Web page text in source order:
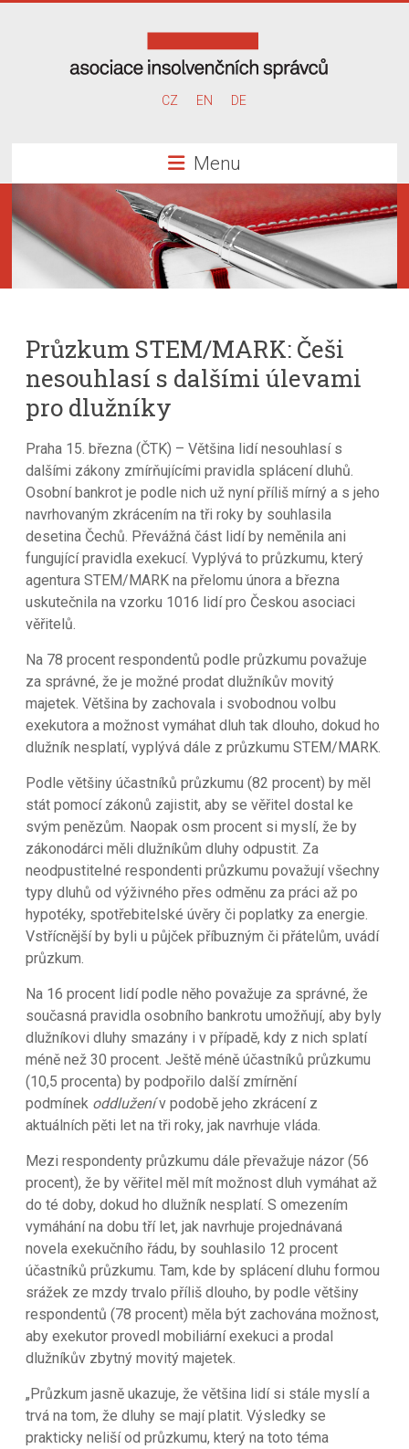
správců
CZ EN DE
Menu
Průzkum STEM/MARK: Češi
nesouhlasí s dalšími úlevami
pro dlužníky
Praha 15. března (ČTK) – Většina lidí nesouhlasí s
dalšími zákony zmírňujícími pravidla splácení dluhů.
Osobní bankrot je podle nich už nyní příliš mírný a s jeho
navrhovaným zkrácením na tři roky by souhlasila
desetina Čechů. Převážná část lidí by neměnila ani
fungující pravidla exekucí. Vyplývá to průzkumu, který
agentura STEM/MARK na přelomu února a března
uskutečnila na vzorku 1016 lidí pro Českou asociaci
věřitelů.
Na 78 procent respondentů podle průzkumu považuje
za správné, že je možné prodat dlužníkův movitý
majetek. Většina by zachovala i svobodnou volbu
exekutora a možnost vymáhat dluh tak dlouho, dokud ho
dlužník nesplatí, vyplývá dále z průzkumu STEM/MARK.
Podle většiny účastníků průzkumu (82 procent) by měl
stát pomocí zákonů zajistit, aby se věřitel dostal ke
svým penězům. Naopak osm procent si myslí, že by
zákonodárci měli dlužníkům dluhy odpustit. Za
neodpustitelné respondenti průzkumu považují všechny
typy dluhů od výživného přes odměnu za práci až po
hypotéky, spotřebitelské úvěry či poplatky za energie.
Vstřícnější by byli u půjček příbuzným či přátelům, uvádí
průzkum.
Na 16 procent lidí podle něho považuje za správné, že
současná pravidla osobního bankrotu umožňují, aby byly
dlužníkovi dluhy smazány i v případě, kdy z nich splatí
méně než 30 procent. Ještě méně účastníků průzkumu
(10,5 procenta) by podpořilo další zmírnění
podmínek oddluženív podobě jeho zkrácení z
aktuálních pěti let na tři roky, jak navrhuje vláda.
Mezi respondenty průzkumu dále převažuje názor (56
procent), že by věřitel měl mít možnost dluh vymáhat až
do té doby, dokud ho dlužník nesplatí. S omezením
vymáhání na dobu tří let, jak navrhuje projednávaná
novela exekučního řádu, by souhlasilo 12 procent
účastníků průzkumu. Tam, kde by splácení dluhu formou
srážek ze mzdy trvalo příliš dlouho, by podle většiny
respondentů (78 procent) měla být zachována možnost,
aby exekutor provedl mobiliární exekuci a prodal
dlužníkův zbytný movitý majetek.
„Průzkum jasně ukazuje, že většina lidí si stále myslí a
trvá na tom, že dluhy se mají platit. Výsledky se
prakticky neliší od průzkumu, který na toto téma